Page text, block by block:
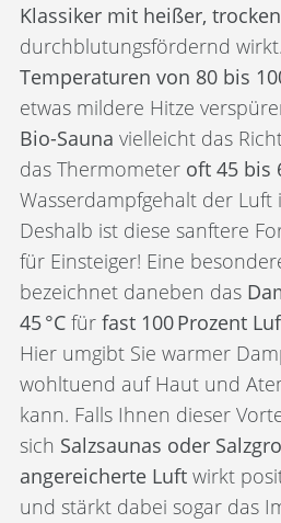
Klassiker mit heißer,
durchblutungsfördernd
Temperaturen von 80 bis
etwas mildere Hitze
Bio-Sauna vielleicht das
das Thermometer oft 45 bis
Wasserdampfgehalt der Luft
Deshalb ist diese sanftere
für Einsteiger! Eine
bezeichnet daneben das
45 °C fürfast 100 Prozent
Hier umgibt Sie warmer
wohltuend auf Haut und
kann. Falls Ihnen dieser
sich Salzsaunas oder
angereicherte Luftwirkt
und stärkt dabei sogar das